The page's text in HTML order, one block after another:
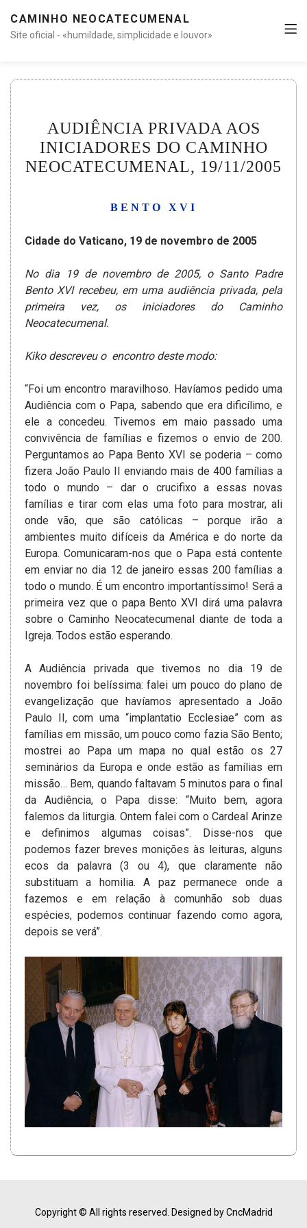
CAMINHO NEOCATECUMENAL
Site oficial - «humildade, simplicidade e louvor»
AUDIÊNCIA PRIVADA AOS
INICIADORES DO CAMINHO
NEOCATECUMENAL, 19/11/2005
BENTO XVI
Cidade do Vaticano, 19 de novembro de 2005
No dia 19 de novembro de 2005, o Santo Padre
Bento XVI recebeu, em uma audiência privada, pela
primeira vez, os iniciadores do Caminho
Neocatecumenal.
Kiko descreveu o encontro deste modo:
“Foi um encontro maravilhoso. Havíamos pedido uma
Audiência com o Papa, sabendo que era dificílimo, e
ele a concedeu. Tivemos em maio passado uma
convivência de famílias e fizemos o envio de 200.
Perguntamos ao Papa Bento XVI se poderia – como
fizera João Paulo II enviando mais de 400 famílias a
todo o mundo – dar o crucifixo a essas novas
famílias e tirar com elas uma foto para mostrar, ali
onde vão, que são católicas – porque irão a
ambientes muito difíceis da América e do norte da
Europa. Comunicaram-nos que o Papa está contente
em enviar no dia 12 de janeiro essas 200 famílias a
todo o mundo. É um encontro importantíssimo! Será a
primeira vez que o papa Bento XVI dirá uma palavra
sobre o Caminho Neocatecumenal diante de toda a
Igreja. Todos estão esperando.
A Audiência privada que tivemos no dia 19 de
novembro foi belíssima: falei um pouco do plano de
evangelização que havíamos apresentado a João
Paulo II, com uma “implantatio Ecclesiae” com as
famílias em missão, um pouco como fazia São Bento;
mostrei ao Papa um mapa no qual estão os 27
seminários da Europa e onde estão as famílias em
missão… Bem, quando faltavam 5 minutos para o final
da Audiência, o Papa disse: “Muito bem, agora
falemos da liturgia. Ontem falei com o Cardeal Arinze
e definimos algumas coisas”. Disse-nos que
podemos fazer breves monições às leituras, alguns
ecos da palavra (3 ou 4), que claramente não
substituam a homilia. A paz permanece onde a
fazemos e em relação à comunhão sob duas
espécies, podemos continuar fazendo como agora,
depois se verá”.
Copyright © All rights reserved. Designed by CncMadrid